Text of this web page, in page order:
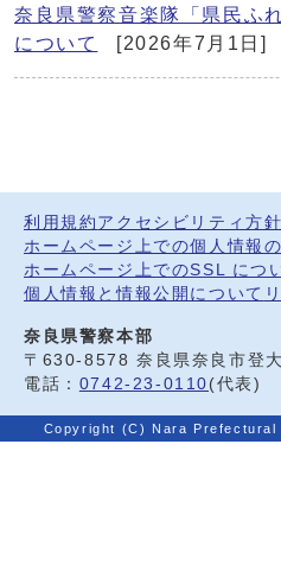
奈良県警察音楽隊「県民ふ
について
[2026年7月1日]
利用規約 アクセシビリティ方針
ホームページ上での個人情報
ホームページ上でのSSL につ
個人情報と情報公開について
奈良県警察本部
〒630-8578 奈良県奈良市登
電話： 0742-23-0110 (代表)
Copyright (C) Nara Prefectural